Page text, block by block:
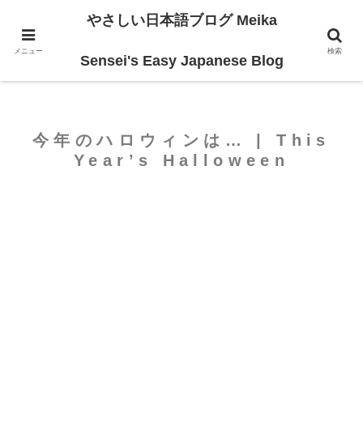
For Intermediate
今年のハロウィンは… | This
Year’s Halloween
メニュー
やさしい日本語ブログ Meika
Sensei's Easy Japanese Blog
検索